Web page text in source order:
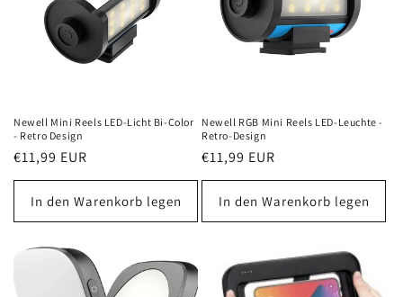
Newell Mini Reels LED-Licht Bi-Color
- Retro Design
Normaler
Preis
€11,99 EUR
In den Warenkorb legen
Newell RGB Mini Reels LED-Leuchte -
Retro-Design
Normaler
Preis
€11,99 EUR
In den Warenkorb legen